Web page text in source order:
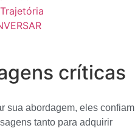
críticas
sua abordagem, eles confiam
tanto para adquirir